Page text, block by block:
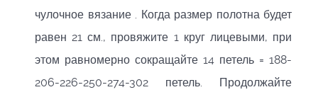
чулочное вязание . Когда размер полотна будет
равен 21 см., провяжите 1 круг лицевыми, при
этом равномерно сокращайте 14 петель = 188-
206-226-250-274-302 петель. Продолжайте